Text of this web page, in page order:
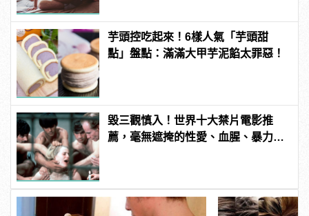
芋頭控吃起來！6樣人氣「芋頭甜
點」盤點：滿滿大甲芋泥餡太罪惡！
毀三觀慎入！世界十大禁片電影推
薦，毫無遮掩的性愛、血腥、暴力、